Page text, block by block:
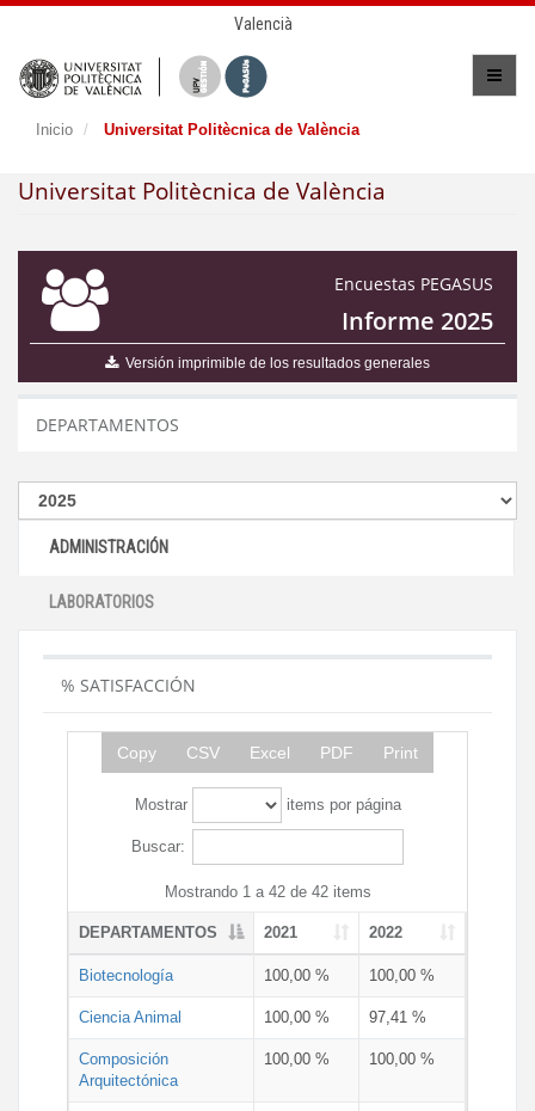
Valencià
Inicio Universitat Politècnica de València
Universitat Politècnica de València
Encuestas PEGASUS
Informe 2025
Versión imprimible de los resultados generales
DEPARTAMENTOS
ADMINISTRACIÓN
LABORATORIOS
% SATISFACCIÓN
Copy CSV Excel PDF Print
Mostrar items por página
Buscar:
Mostrando 1 a 42 de 42 items
DEPARTAMENTOS 2021 2022
Biotecnología 100,00 % 100,00 %
Ciencia Animal 100,00 % 97,41 %
Composición
Arquitectónica
100,00 % 100,00 %